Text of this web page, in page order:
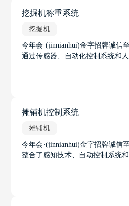
挖掘机称重系统
挖掘机
今年会·(jinnianhui)金字招牌诚信
通过传感器、自动化控制系统和
称重系统，以适应不同的市场需
展，其革新性的技术将挖掘机从
摊铺机控制系统
摊铺机
今年会·(jinnianhui)金字招牌诚信
整合了感知技术、自动控制系统
整施工参数，使摊铺机操作更加